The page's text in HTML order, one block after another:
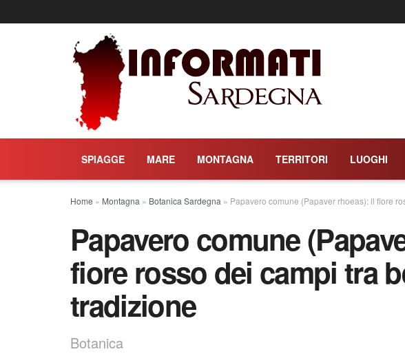
SPIAGGE MARE MONTAGNA TERRITORI LUOGHI
Home » Montagna » Botanica Sardegna » Papavero comune (Papaver rhoeas): il fiore
Papavero comune
fiore rosso dei campi tra
tradizione
Botanica